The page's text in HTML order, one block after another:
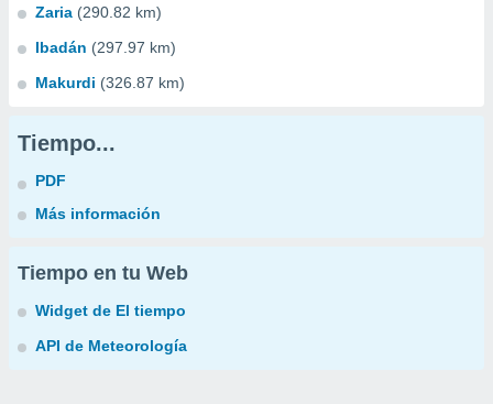
Zaria (290.82 km)
Ibadán (297.97 km)
Makurdi (326.87 km)
Tiempo...
PDF
Más información
Tiempo en tu Web
Widget de El tiempo
API de Meteorología